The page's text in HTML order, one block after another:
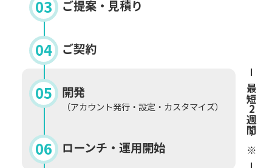
ご提案・見積り
ご契約
開発
（アカウント発行・設定・カスタマイズ）
ローンチ・運用開始
最短
2
週間〜※